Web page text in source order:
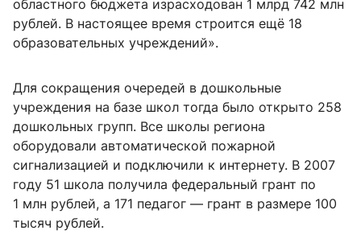
областного бюджета израсходован 1 млрд 742 млн
рублей. В настоящее время строится ещё 18
образовательных учреждений».
Для сокращения очередей в дошкольные
учреждения на базе школ тогда было открыто 258
дошкольных групп. Все школы региона
оборудовали автоматической пожарной
сигнализацией и подключили к интернету. В 2007
году 51 школа получила федеральный грант по
1 млн рублей, а 171 педагог — грант в размере 100
тысяч рублей.